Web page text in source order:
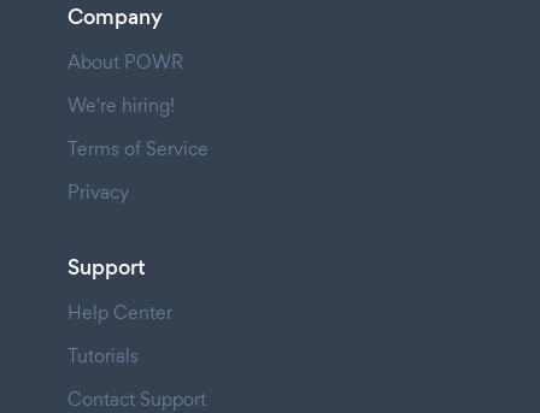
Company
About POWR
We're hiring!
Terms of Service
Privacy
Support
Help Center
Tutorials
Contact Support